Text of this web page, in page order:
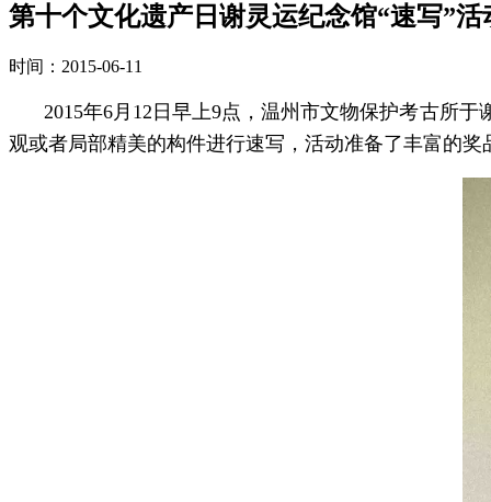
第十个文化遗产日谢灵运纪念馆“速写”活
时间：2015-06-11
2015年6月12日早上9点，温州市文物保护考古所
观或者局部精美的构件进行速写，活动准备了丰富的奖